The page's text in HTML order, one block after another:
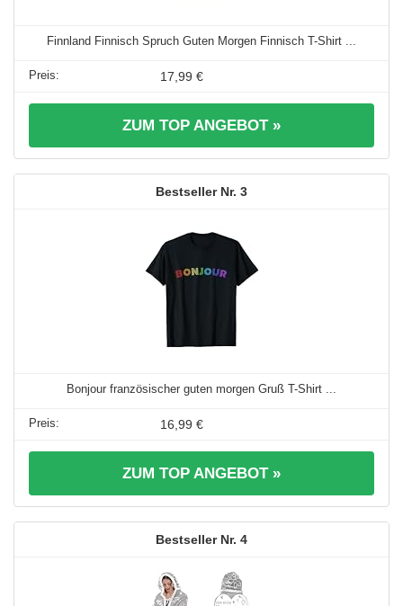
Finnland Finnisch Spruch Guten Morgen Finnisch T-Shirt ...
17,99 €
ZUM TOP ANGEBOT »
3
Bonjour französischer guten morgen Gruß T-Shirt ...
16,99 €
ZUM TOP ANGEBOT »
4